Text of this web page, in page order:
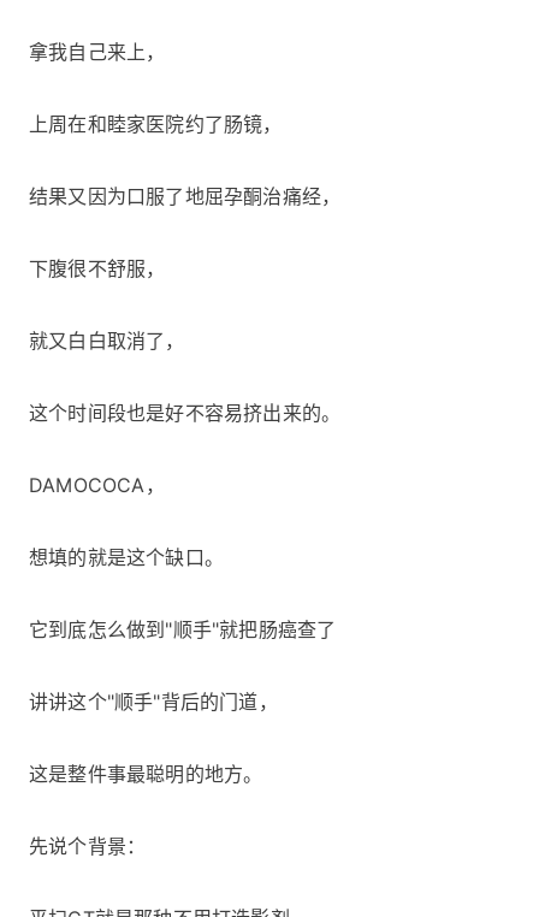
拿我自己来上，
上周在和睦家医院约了肠镜，
结果又因为口服了地屈孕酮治痛经，
下腹很不舒服，
就又白白取消了，
这个时间段也是好不容易挤出来的。
DAMOCOCA，
想填的就是这个缺口。
它到底怎么做到"顺手"就把肠癌查了
讲讲这个"顺手"背后的门道，
这是整件事最聪明的地方。
先说个背景：